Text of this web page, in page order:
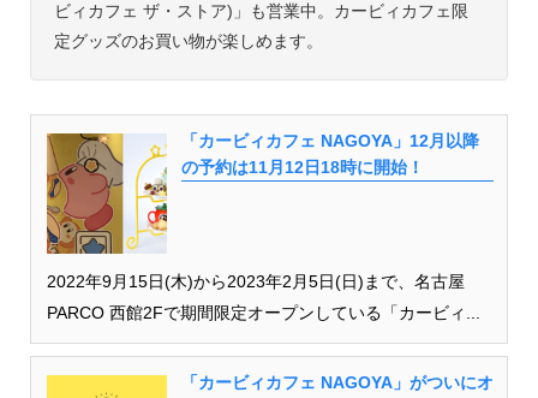
ビィカフェ ザ・ストア)」も営業中。カービィカフェ限
定グッズのお買い物が楽しめます。
「カービィカフェ NAGOYA」12月以降
の予約は11月12日18時に開始！
2022年9月15日(木)から2023年2月5日(日)まで、名古屋
PARCO 西館2Fで期間限定オープンしている「カービィ...
「カービィカフェ NAGOYA」がついにオ